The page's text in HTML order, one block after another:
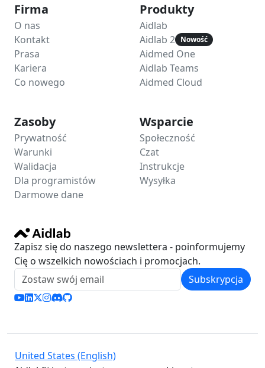
Firma
O nas
Kontakt
Prasa
Kariera
Co nowego
Produkty
Aidlab
Aidlab 2 Nowość
Aidmed One
Aidlab Teams
Aidmed Cloud
Zasoby
Prywatność
Warunki
Walidacja
Dla programistów
Darmowe dane
Wsparcie
Społeczność
Czat
Instrukcje
Wysyłka
Zapisz się do naszego newslettera - poinformujemy
Cię o wszelkich nowościach i promocjach.
Subskrypcja
United States (English)